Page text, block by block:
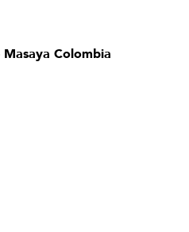
Colombia